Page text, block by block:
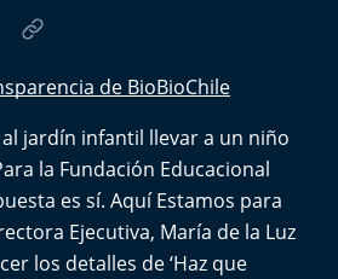
de BioBioChile
jardín infantil llevar a un niño
la Fundación Educacional
es sí. Aquí Estamos para
Ejecutiva, María de la Luz
los detalles de ‘Haz que